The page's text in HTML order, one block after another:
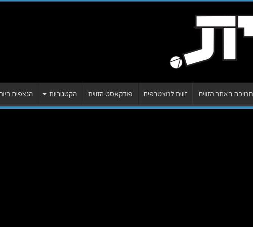
תמיכה באתר הזווית זווית למצטרפים פודקאסט הזווית הקטגוריות הנצפים